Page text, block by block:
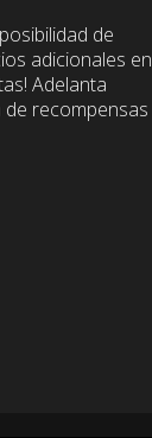
de
adicionales en
Adelanta
recompensas